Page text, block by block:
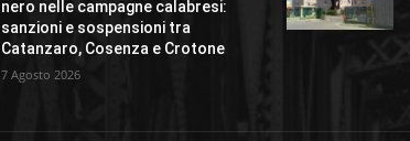
nero nelle campagne calabresi:
sanzioni e sospensioni tra
Catanzaro, Cosenza e Crotone
7 Agosto 2026